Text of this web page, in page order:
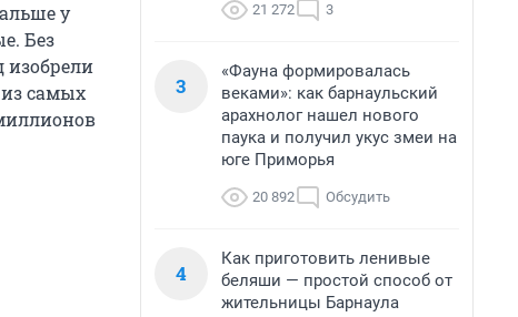
у
Без
изобрели
самых
21 272 3
3
«Фауна формировалась
веками»: как барнаульский
арахнолог нашел нового
паука и получил укус змеи на
юге Приморья
20 892 Обсудить
4
Как приготовить ленивые
беляши — простой способ от
жительницы Барнаула